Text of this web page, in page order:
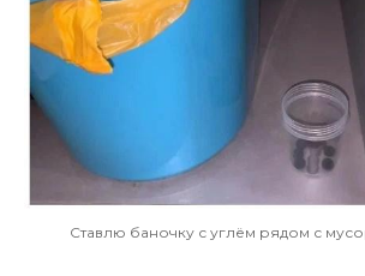
Ставлю баночку с углём рядом с